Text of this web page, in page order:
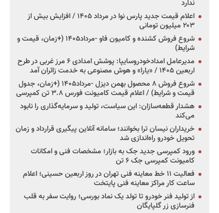
ندارد
اعلام قیمت جدید پارس نوا در مرداد ۱۴۰۵ / افزایش بیش از
۲۰۳ میلیون تومانی
شروع فروش کشنده و کامیون فاو -مرداد۱۴۰۵ (+زمان، قیمت و
شرایط)
مدیرعامل امدادخودروسایپا: پوشش امدادی ۶ مرز غربی در طرح
اربعین ۱۴۰۵ / «یارا» و هوش مصنوعی به خدمت زائران آمد
شروع فروش ۸ محصول بهمن دیزل -مرداد۱۴۰۵ (+زمان، جدول
قیمت و شرایط) / اعلام قیمت کامیونت فورس ۳.۸ تن کمپرسی
هشدار قطعه‌سازان: این سیاست، تولید و سرمایه‌گذاری را نابود
می‌کند
خریداران نیسان ترا بخوانند؛ سامانه آنلاین پیگیری قرارداد و زمان
تحویل خودرو راه‌اندازی شد
ورود کمپرسی جدید جک به بازار؛ مشخصات فنی و امکانات
کامیونت کمپرسی جک ۶ تن
فعالیت ۱۱ خط معاینه فنی تهران در روز اربعین حسینی؛ اعلام
ساعت کار مراکز معاینه فنی پایتخت
از تولید فنر خودرو تا تولد یک نماد بورسی؛ روایت سفر به قلب
فنرسازی زر گلپایگان